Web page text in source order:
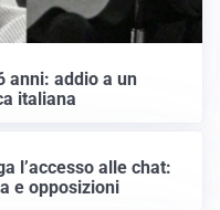
anni: addio a un
italiana
l’accesso alle chat:
e opposizioni